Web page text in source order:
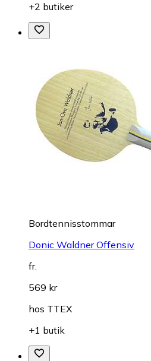
+2 butiker
Bordtennisstommar
Donic Waldner Offensiv
fr.
569 kr
hos TTEX
+1 butik